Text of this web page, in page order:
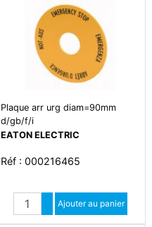
Plaque arr urg diam=90mm
d/gb/f/i
EATON ELECTRIC
Réf : 000216465
Quantité
Augmenter quantité
Diminuer quantité
Ajouter au panier